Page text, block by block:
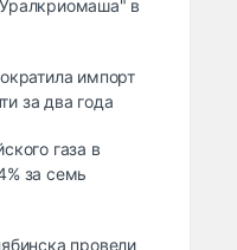
в
импорт
за два года
газа в
за семь
провели